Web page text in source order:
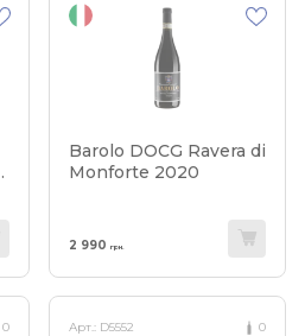
Barolo DOCG Ravera di
Monforte 2020
2 990 грн.
0 Арт.: D5552 0